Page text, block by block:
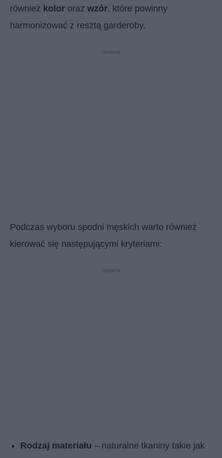
również kolor oraz wzór, które powinny
harmonizować z resztą garderoby.
reklama
Podczas wyboru spodni męskich warto również
kierować się następującymi kryteriami:
reklama
Rodzaj materiału – naturalne tkaniny takie jak